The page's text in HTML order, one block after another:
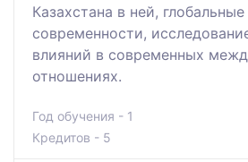
Казахстана в ней,
современности,
влияний в современных
отношениях.
Год обучения - 1
Кредитов - 5